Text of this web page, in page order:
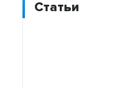
Статьи